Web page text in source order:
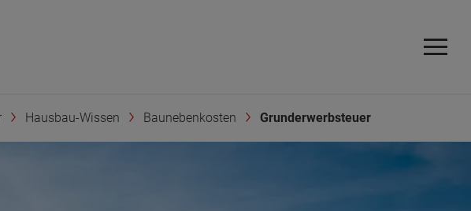
Hausbau-Wissen Baunebenkosten Grunderwerbsteuer